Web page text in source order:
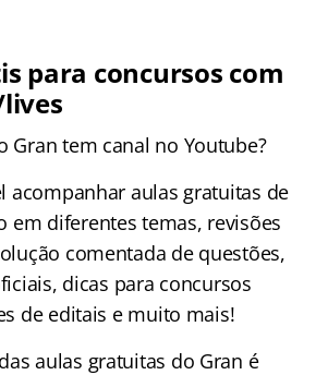
para concursos com
Gran tem canal no Youtube?
acompanhar aulas gratuitas de
em diferentes temas, revisões
comentada de questões,
dicas para concursos
de editais e muito mais!
aulas gratuitas do Gran é